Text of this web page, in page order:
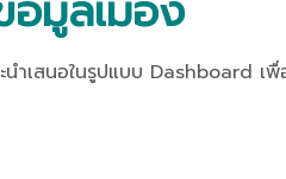
นอในรูปแบบ Dashboard เพื่อ